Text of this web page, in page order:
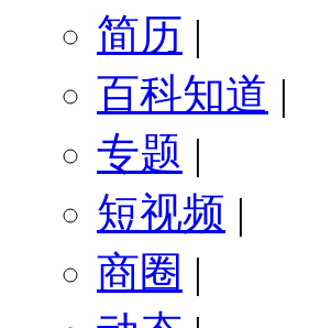
简历 |
百科知道 |
专题 |
短视频 |
商圈 |